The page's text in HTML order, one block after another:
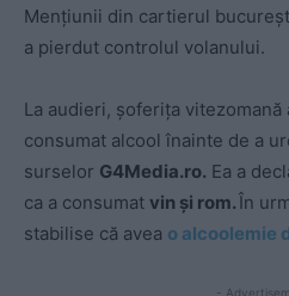
Mențiunii din cartierul
a pierdut controlul volanului.
La audieri, șoferița vitezomană
consumat alcool înainte de a
surselor G4Media.ro. Ea a
ca a consumat vin și rom.În
stabilise că avea o alcoolemie
-